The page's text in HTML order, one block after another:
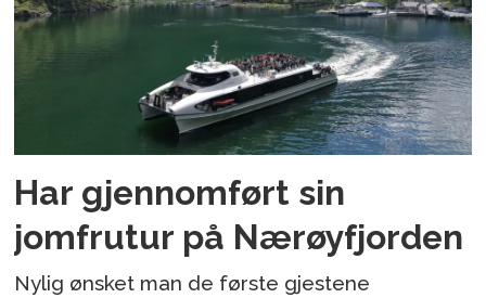
Har gjennomført sin
jomfrutur på Nærøyfjorden
Nylig ønsket man de første gjestene